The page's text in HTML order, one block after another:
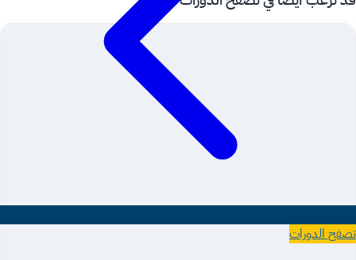
تصفح الدورات